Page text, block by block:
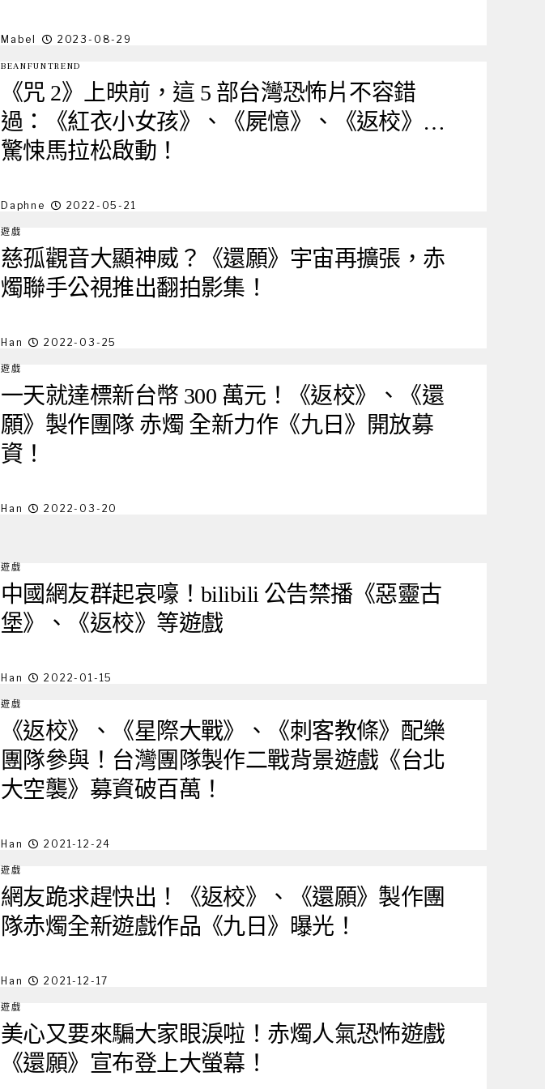
Mabel 2023-08-29
BEANFUNTREND
《咒 2》上映前，這 5 部台灣恐怖片不容錯
過：《紅衣小女孩》、《屍憶》、《返校》…
驚悚馬拉松啟動！
Daphne 2022-05-21
遊戲
慈孤觀音大顯神威？《還願》宇宙再擴張，赤
燭聯手公視推出翻拍影集！
Han 2022-03-25
遊戲
一天就達標新台幣 300 萬元！《返校》、《還
願》製作團隊 赤燭 全新力作《九日》開放募
資！
Han 2022-03-20
遊戲
中國網友群起哀嚎！bilibili 公告禁播《惡靈古
堡》、《返校》等遊戲
Han 2022-01-15
遊戲
《返校》、《星際大戰》、《刺客教條》配樂
團隊參與！台灣團隊製作二戰背景遊戲《台北
大空襲》募資破百萬！
Han 2021-12-24
遊戲
網友跪求趕快出！《返校》、《還願》製作團
隊赤燭全新遊戲作品《九日》曝光！
Han 2021-12-17
遊戲
美心又要來騙大家眼淚啦！赤燭人氣恐怖遊戲
《還願》宣布登上大螢幕！